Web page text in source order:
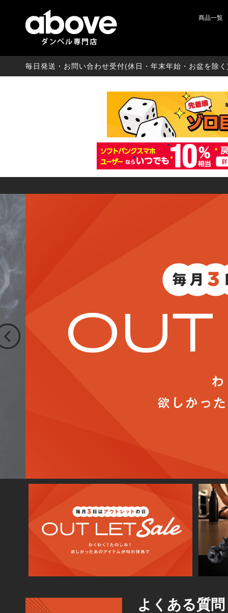
よくある質問